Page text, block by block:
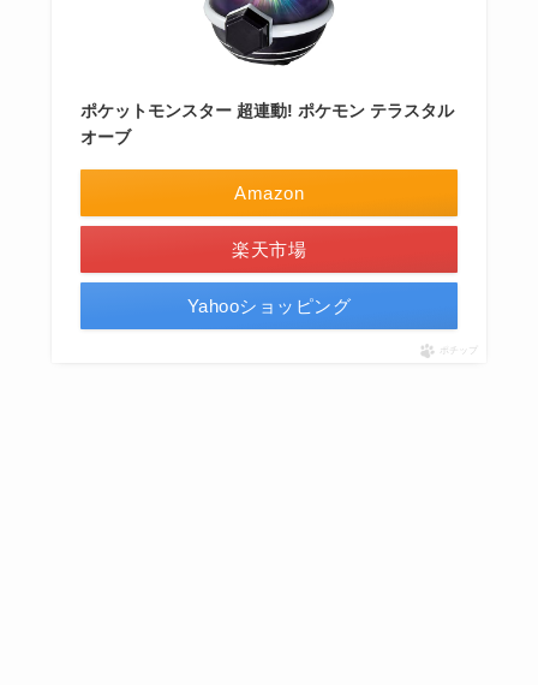
ポケットモンスター 超連動! ポケモン テラスタル
オーブ
Amazon
楽天市場
Yahooショッピング
ポチップ